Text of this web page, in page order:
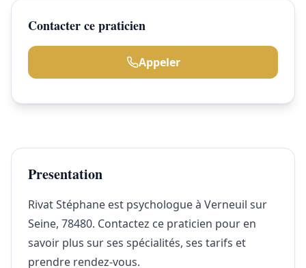
Contacter ce praticien
Appeler
Presentation
Rivat Stéphane est psychologue à Verneuil sur
Seine, 78480. Contactez ce praticien pour en
savoir plus sur ses spécialités, ses tarifs et
prendre rendez-vous.